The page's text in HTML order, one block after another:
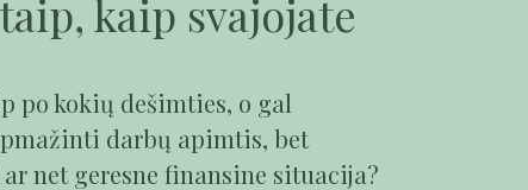
kaip svajojate
po kokių dešimties, o gal
darbų apimtis, bet
net geresne finansine situacija?